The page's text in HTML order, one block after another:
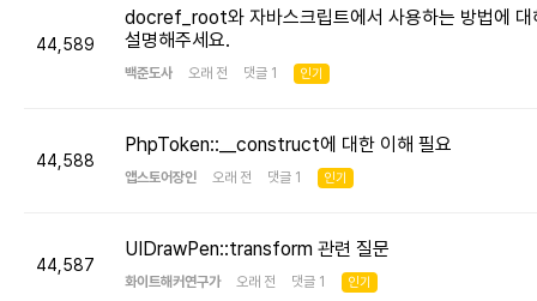
44,589
docref_root와 자바스크립트에서 사용하는 방법에 대
설명해주세요.
백준도사 오래 전 댓글 1 인기
44,588
PhpToken::__construct에 대한 이해 필요
앱스토어장인 오래 전 댓글 1 인기
44,587
UIDrawPen::transform 관련 질문
화이트해커연구가 오래 전 댓글 1 인기